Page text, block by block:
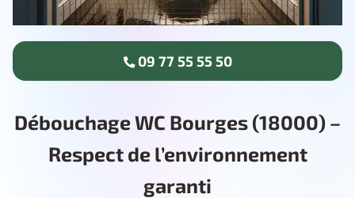
Débouchage WC Bourges (18000) –
Respect de l’environnement
garanti
09 77 55 55 50